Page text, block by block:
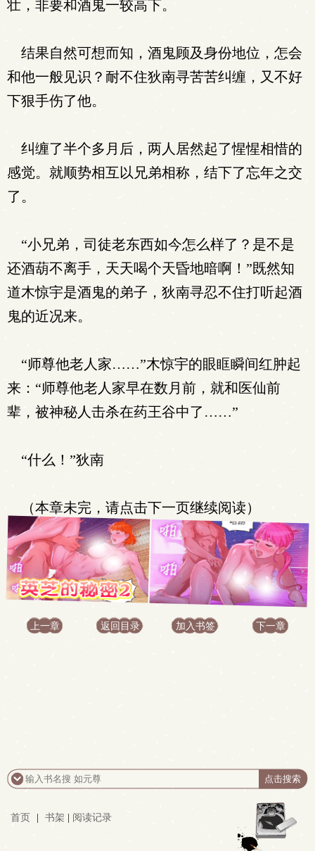
壮，非要和酒鬼一较高下。
结果自然可想而知，酒鬼顾及身份地位，怎会
和他一般见识？耐不住狄南寻苦苦纠缠，又不好
下狠手伤了他。
纠缠了半个多月后，两人居然起了惺惺相惜的
感觉。就顺势相互以兄弟相称，结下了忘年之交
了。
“小兄弟，司徒老东西如今怎么样了？是不是
还酒葫不离手，天天喝个天昏地暗啊！”既然知
道木惊宇是酒鬼的弟子，狄南寻忍不住打听起酒
鬼的近况来。
“师尊他老人家……”木惊宇的眼眶瞬间红肿起
来：“师尊他老人家早在数月前，就和医仙前
辈，被神秘人击杀在药王谷中了……”
“什么！”狄南
（本章未完，请点击下一页继续阅读）
上一章 返回目录 加入书签 下一章
首页 书架 阅读记录